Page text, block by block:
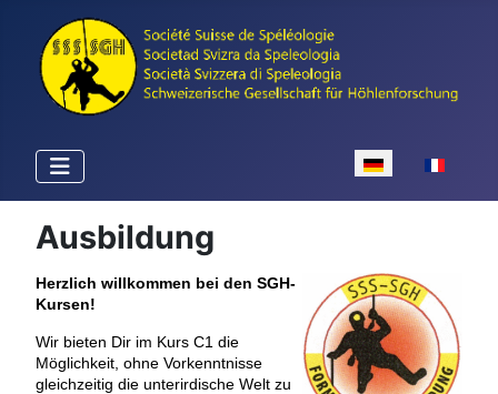
Sprache
Ausbildung
Herzlich willkommen bei den SGH-
Kursen!
Wir bieten Dir im Kurs C1 die
Möglichkeit, ohne Vorkenntnisse
gleichzeitig die unterirdische Welt zu